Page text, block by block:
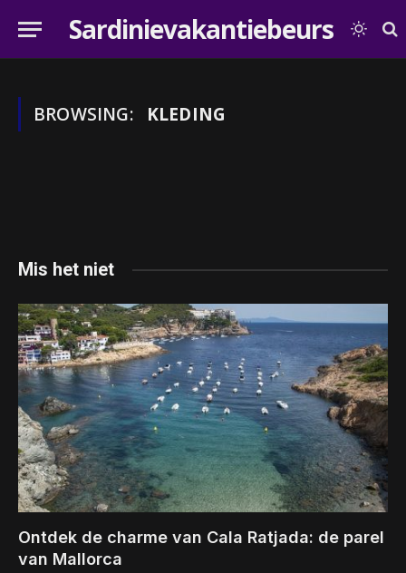
Sardinievakantiebeurs
BROWSING: KLEDING
Mis het niet
Ontdek de charme van Cala Ratjada: de parel
van Mallorca